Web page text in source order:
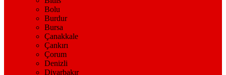
Bolu
Burdur
Bursa
Çanakkale
Çankırı
Çorum
Denizli
Diyarbakır